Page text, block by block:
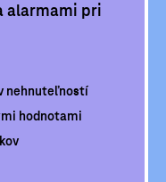
alarmami pri
nehnuteľností
hodnotami